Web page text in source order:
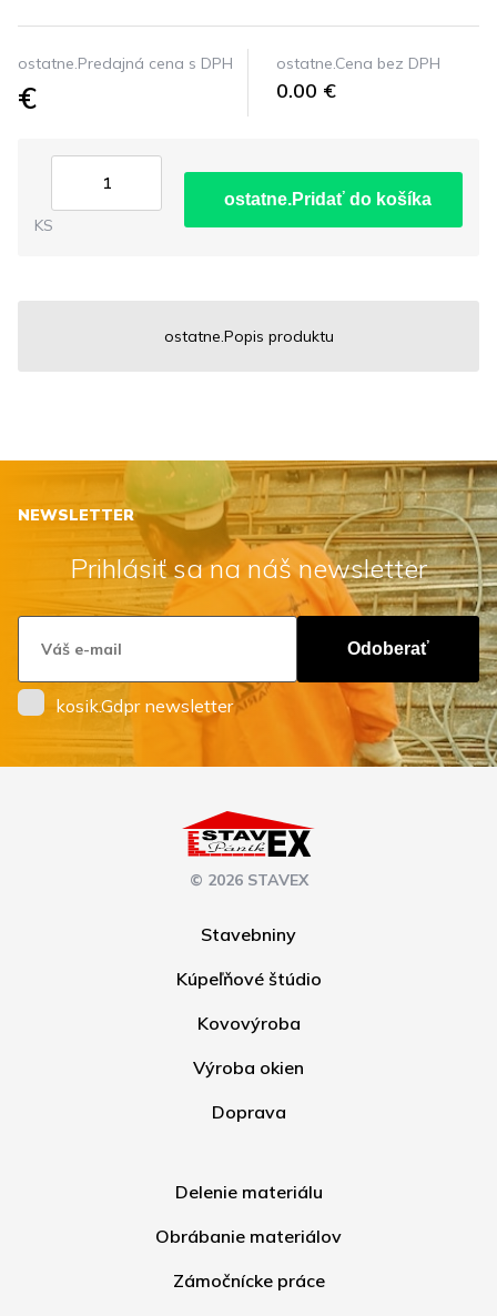
ostatne.Predajná cena s DPH
€
ostatne.Cena bez DPH
0.00 €
KS
ostatne.Pridať do košíka
ostatne.Popis produktu
NEWSLETTER
Prihlásiť sa na náš newsletter
Odoberať
kosik.Gdpr newsletter
© 2026 STAVEX
Stavebniny
Kúpeľňové štúdio
Kovovýroba
Výroba okien
Doprava
Delenie materiálu
Obrábanie materiálov
Zámočnícke práce